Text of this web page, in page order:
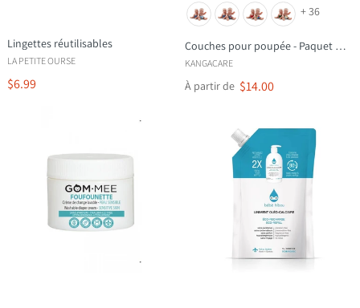
Lingettes réutilisables
LA PETITE OURSE
$6.99
+ 36
Couches pour poupée - Paquet de 2
KANGACARE
À partir de $14.00